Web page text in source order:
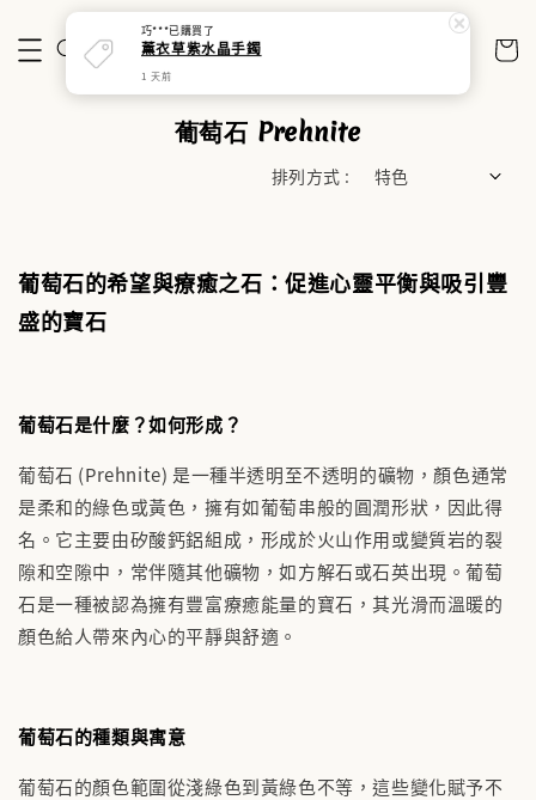
葡萄石 Prehnite
排列方式 :
葡萄石的希望與療癒之石：促進心靈平衡與吸引豐
盛的寶石
葡萄石是什麼？如何形成？
葡萄石 (Prehnite) 是一種半透明至不透明的礦物，顏色通常
是柔和的綠色或黃色，擁有如葡萄串般的圓潤形狀，因此得
名。它主要由矽酸鈣鋁組成，形成於火山作用或變質岩的裂
隙和空隙中，常伴隨其他礦物，如方解石或石英出現。葡萄
石是一種被認為擁有豐富療癒能量的寶石，其光滑而溫暖的
顏色給人帶來內心的平靜與舒適。
葡萄石的種類與寓意
葡萄石的顏色範圍從淺綠色到黃綠色不等，這些變化賦予不
巧***已購買了
薰衣草紫水晶手鐲
1 天前